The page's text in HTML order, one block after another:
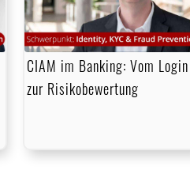
CIAM im Banking: Vom Login
zur Risikobewertung